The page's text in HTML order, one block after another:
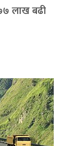
लाख बढी